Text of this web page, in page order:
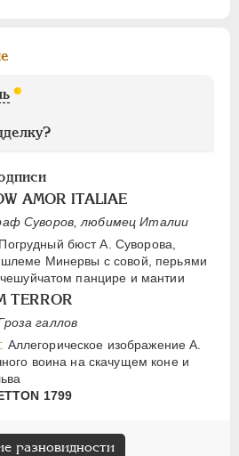
AMOR ITALIAE
Суворов, любимец Италии
Погрудный бюст А. Суворова,
Минервы с совой, перьями
панцире и мантии
TERROR
галлов
Аллегорическое изображение А.
воина на скачущем коне и
1799
разновидности
1894